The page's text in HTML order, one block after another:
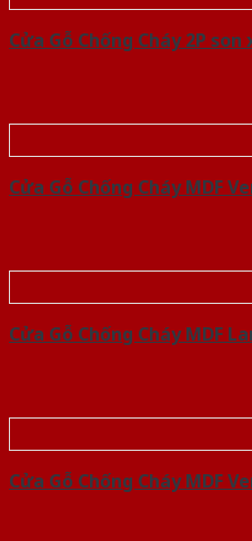
Cửa Gỗ Chống Cháy 2P
Cửa Gỗ Chống Cháy MDF
Cửa Gỗ Chống Cháy MDF
Cửa Gỗ Chống Cháy MDF